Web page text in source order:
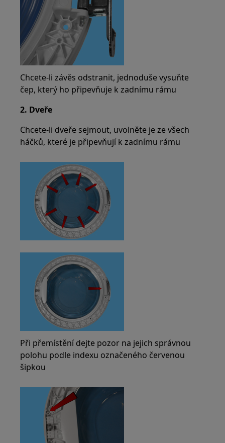
Chcete-li závěs odstranit, jednoduše vysuňte
čep, který ho připevňuje k zadnímu rámu
2. Dveře
Chcete-li dveře sejmout, uvolněte je ze všech
háčků, které je připevňují k zadnímu rámu
Při přemístění dejte pozor na jejich správnou
polohu podle indexu označeného červenou
šipkou